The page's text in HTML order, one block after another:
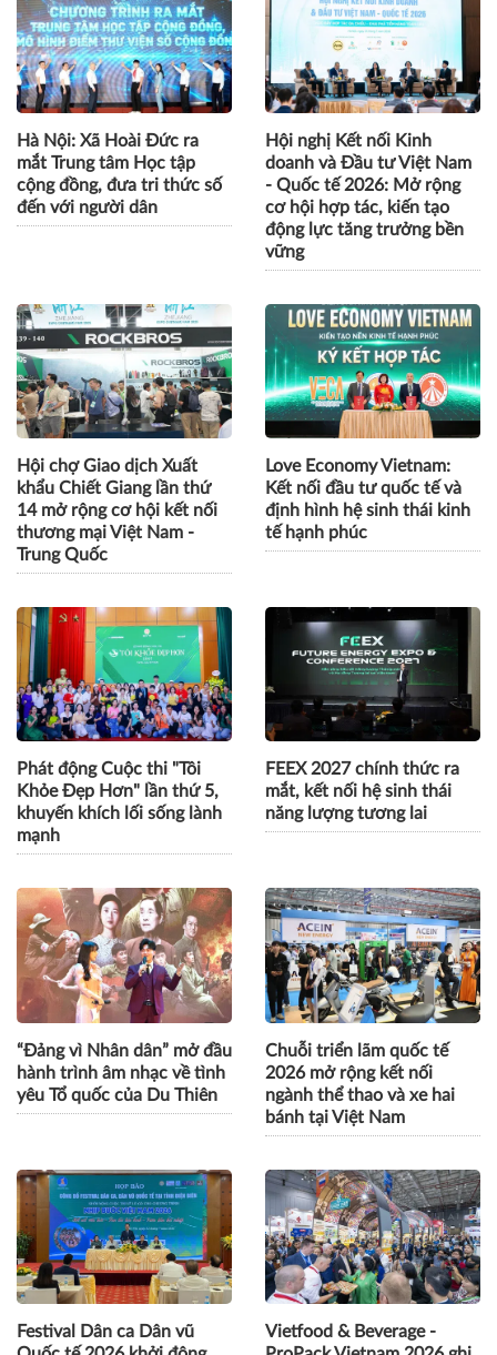
Hà Nội: Xã Hoài Đức ra
mắt Trung tâm Học tập
cộng đồng, đưa tri thức số
đến với người dân
Hội nghị Kết nối Kinh
doanh và Đầu tư Việt Nam
- Quốc tế 2026: Mở rộng
cơ hội hợp tác, kiến tạo
động lực tăng trưởng bền
vững
Hội chợ Giao dịch Xuất
khẩu Chiết Giang lần thứ
14 mở rộng cơ hội kết nối
thương mại Việt Nam -
Trung Quốc
Love Economy Vietnam:
Kết nối đầu tư quốc tế và
định hình hệ sinh thái kinh
tế hạnh phúc
Phát động Cuộc thi "Tôi
Khỏe Đẹp Hơn" lần thứ 5,
khuyến khích lối sống lành
mạnh
FEEX 2027 chính thức ra
mắt, kết nối hệ sinh thái
năng lượng tương lai
“Đảng vì Nhân dân” mở đầu
hành trình âm nhạc về tình
yêu Tổ quốc của Du Thiên
Chuỗi triển lãm quốc tế
2026 mở rộng kết nối
ngành thể thao và xe hai
bánh tại Việt Nam
Festival Dân ca Dân vũ
Vietfood & Beverage -